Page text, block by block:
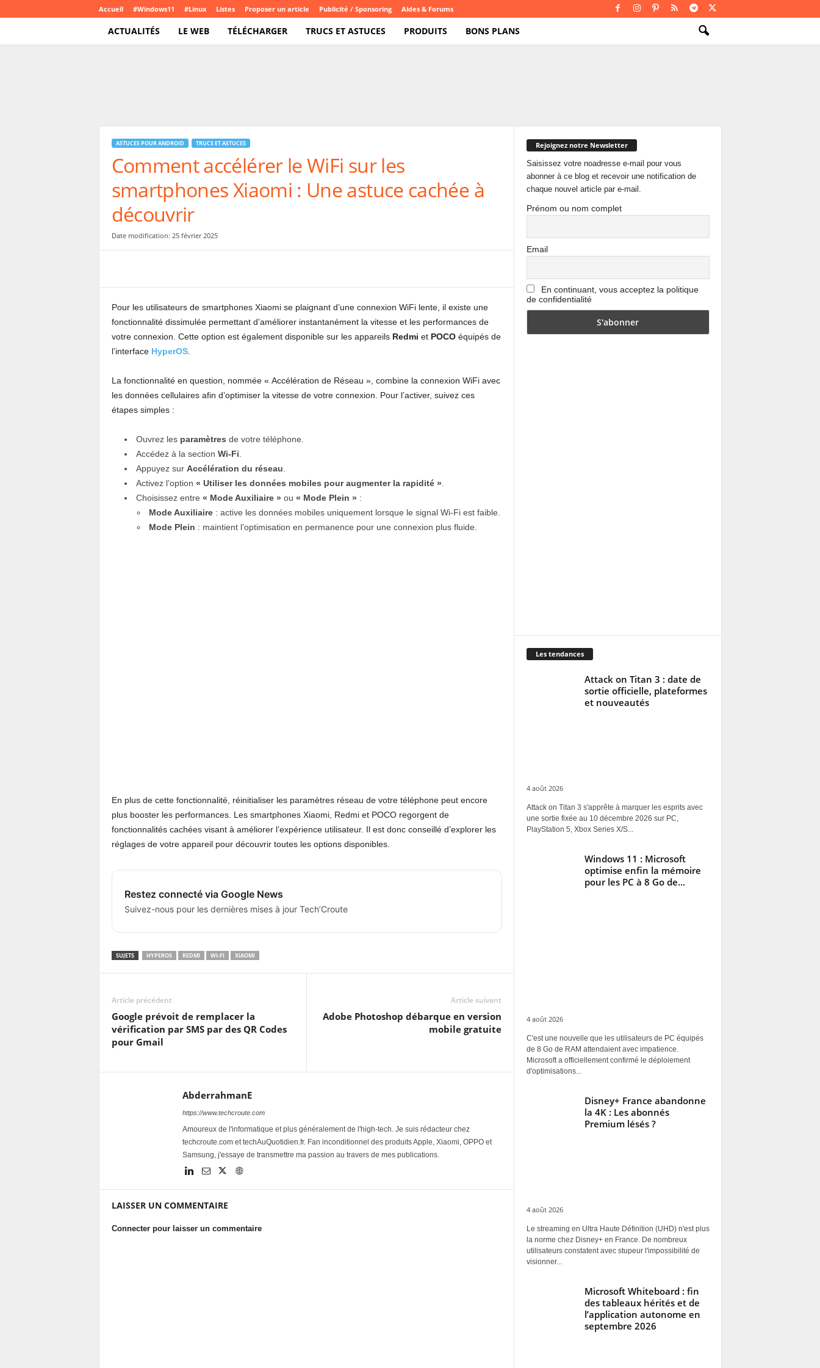
Accueil #Windows11 #Linux Listes Proposer un article Publicité / Sponsoring Aides & Forums
ACTUALITÉS LE WEB TÉLÉCHARGER TRUCS ET ASTUCES PRODUITS BONS PLANS
ASTUCES POUR ANDROID TRUCS ET ASTUCES
Comment accélérer le WiFi sur les
smartphones Xiaomi : Une astuce cachée à
découvrir
Date modification: 25 février 2025
Pour les utilisateurs de smartphones Xiaomi se plaignant d’une connexion WiFi lente, il existe une
fonctionnalité dissimulée permettant d’améliorer instantanément la vitesse et les performances de
votre connexion. Cette option est également disponible sur les appareils Redmi et POCOéquipés de
l’interface HyperOS.
La fonctionnalité en question, nommée « Accélération de Réseau », combine la connexion WiFi avec
les données cellulaires afin d’optimiser la vitesse de votre connexion. Pour l’activer, suivez ces
étapes simples :
Ouvrez les paramètres de votre téléphone.
Accédez à la section Wi-Fi
Appuyez sur Accélération du réseau
Activez l’option « Utiliser les données mobiles pour augmenter la rapidité »
Choisissez entre « Mode Auxiliaire » ou « Mode Plein » :
Mode Auxiliaire: active les données mobiles uniquement lorsque le signal Wi-Fi est faible.
Mode Plein : maintient l’optimisation en permanence pour une connexion plus fluide.
En plus de cette fonctionnalité, réinitialiser les paramètres réseau de votre téléphone peut encore
plus booster les performances. Les smartphones Xiaomi, Redmi et POCO regorgent de
fonctionnalités cachées visant à améliorer l’expérience utilisateur. Il est donc conseillé d’explorer les
réglages de votre appareil pour découvrir toutes les options disponibles.
Restez connecté via Google News
Suivez-nous pour les dernières mises à jour Tech’Croute
SUJETS HYPEROS REDMI WI-FI XIAOMI
Article précédent
Google prévoit de remplacer la
vérification par SMS par des QR Codes
pour Gmail
Article suivant
Adobe Photoshop débarque en version
mobile gratuite
AbderrahmanE
https://www.techcroute.com
Amoureux de l'informatique et plus généralement de l'high-tech. Je suis rédacteur chez
techcroute.com et techAuQuotidien.fr. Fan inconditionnel des produits Apple, Xiaomi, OPPO et
Samsung, j'essaye de transmettre ma passion au travers de mes publications.
LAISSER UN COMMENTAIRE
Connecter pour laisser un commentaire
Rejoignez notre Newsletter
Saisissez votre noadresse e-mail pour vous
abonner à ce blog et recevoir une notification de
chaque nouvel article par e-mail.
Prénom ou nom complet
Email
En continuant, vous acceptez la politique
de confidentialité
Les tendances
Attack on Titan 3 : date de
sortie officielle, plateformes
et nouveautés
4 août 2026
Attack on Titan 3 s'apprête à marquer les esprits avec
une sortie fixée au 10 décembre 2026 sur PC,
PlayStation 5, Xbox Series X/S...
Windows 11 : Microsoft
optimise enfin la mémoire
pour les PC à 8 Go de...
4 août 2026
C'est une nouvelle que les utilisateurs de PC équipés
de 8 Go de RAM attendaient avec impatience.
Microsoft a officiellement confirmé le déploiement
d'optimisations...
Disney+ France abandonne
la 4K : Les abonnés
Premium lésés ?
4 août 2026
Le streaming en Ultra Haute Définition (UHD) n'est plus
la norme chez Disney+ en France. De nombreux
utilisateurs constatent avec stupeur l'impossibilité de
visionner...
Microsoft Whiteboard : fin
des tableaux hérités et de
l’application autonome en
septembre 2026